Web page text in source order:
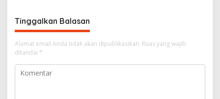
a
s
i
p
o
Tinggalkan Balasan
Alamat email Anda tidak akan dipublikasikan. Ruas yang wajib
ditandai *